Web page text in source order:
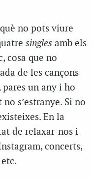
no pots viure
singles amb els
cosa que no
de les cançons
un any i ho
s’estranye. Si no
En la
de relaxar-nos i
concerts,